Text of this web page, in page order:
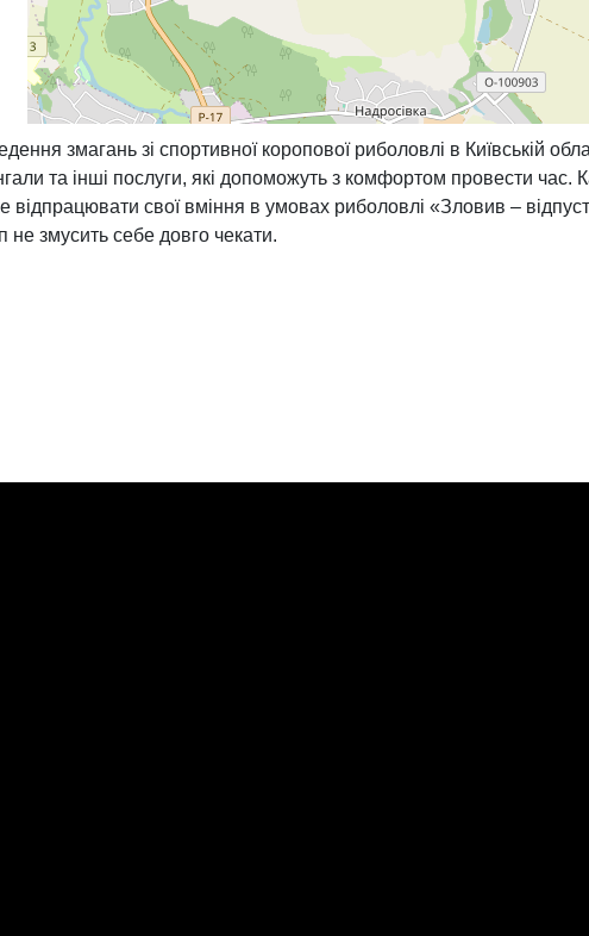
змагань зі спортивної коропової риболовлі в Київській
та інші послуги, які допоможуть з комфортом провести час.
свої вміння в умовах риболовлі «Зловив –
змусить себе довго чекати.